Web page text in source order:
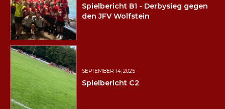
Spielbericht B1 - Derbysieg gegen
den JFV Wolfstein
SEPTEMBER 14, 2025
Spielbericht C2